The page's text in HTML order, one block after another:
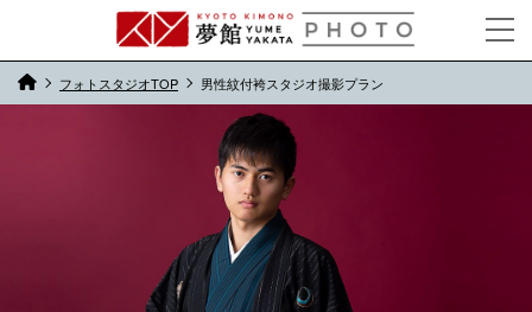
フォトスタジオTOP 男性紋付袴スタジオ撮影プラン